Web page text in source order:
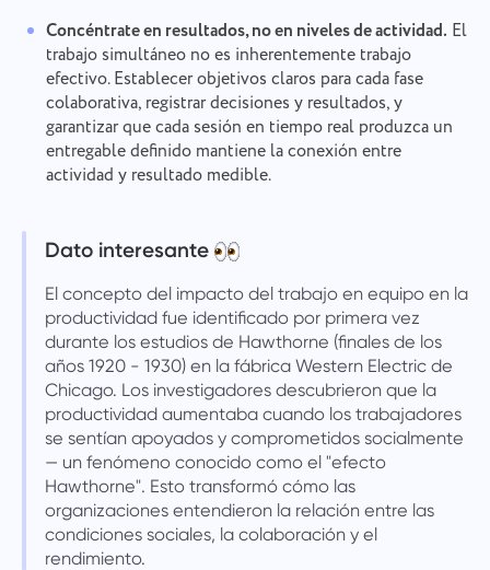
Concéntrate en resultados, no en niveles de actividad. El
trabajo simultáneo no es inherentemente trabajo
efectivo. Establecer objetivos claros para cada fase
colaborativa, registrar decisiones y resultados, y
garantizar que cada sesión en tiempo real produzca un
entregable definido mantiene la conexión entre
actividad y resultado medible.
Dato interesante
El concepto del impacto del trabajo en equipo en la
productividad fue identificado por primera vez
durante los estudios de Hawthorne (finales de los
años 1920 - 1930) en la fábrica Western Electric de
Chicago. Los investigadores descubrieron que la
productividad aumentaba cuando los trabajadores
se sentían apoyados y comprometidos socialmente
— un fenómeno conocido como el "efecto
Hawthorne". Esto transformó cómo las
organizaciones entendieron la relación entre las
condiciones sociales, la colaboración y el
rendimiento.